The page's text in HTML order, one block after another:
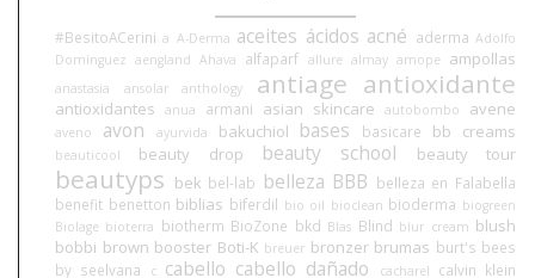
#BesitoACerini a A-Derma aceites ácidos acné aderma Adolfo
Domínguez aengland Ahava alfaparf allure almay amope ampollas
anastasia ansolar anthology antiage antioxidante
antioxidantes anua armani asian skincare autobombo avene
aveno avon ayurvida bakuchiol bases basicare bb creams
beauticool beauty drop beauty school beauty tour
beautyps bek bel-lab belleza BBB belleza en Falabella
benefit benetton biblias biferdil bio oil bioclean bioderma biogreen
Biolage bioterra biotherm BioZone bkd Blas Blind blur cream blush
bobbi brown booster Boti-K breuer bronzer brumas burt's bees
by seelvana
c cabello cabello dañado cacharel
calvin klein